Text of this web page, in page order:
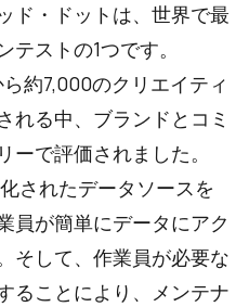
ド・ドットは、世界で最
ストの1つです。
約7,000のクリエイティ
れる中、ブランドとコミ
ーで評価されました。
されたデータソースを
員が簡単にデータにアク
そして、作業員が必要な
ることにより、メンテナ